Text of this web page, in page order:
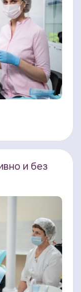
и без